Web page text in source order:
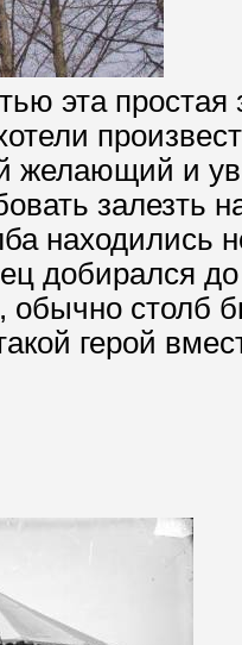
эта
желающий и
залезть
находились
добирался
обычно столб
герой